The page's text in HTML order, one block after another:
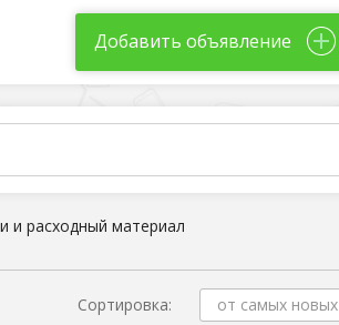
Добавить объявление
материал
и расходный материал
Сортировка: от самых новых